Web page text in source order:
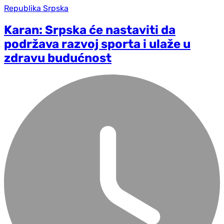
Republika Srpska
Karan: Srpska će nastaviti da
podržava razvoj sporta i ulaže u
zdravu budućnost